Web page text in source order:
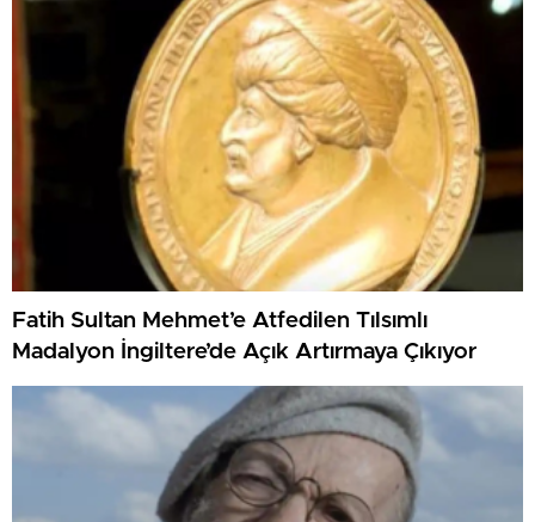
Fatih Sultan Mehmet’e Atfedilen Tılsımlı
Madalyon İngiltere’de Açık Artırmaya Çıkıyor